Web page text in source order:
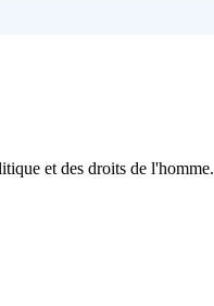
et des droits de l'homme.